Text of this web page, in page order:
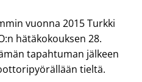
vuonna 2015 Turkki
hätäkokouksen 28.
tapahtuman jälkeen
tieltä.